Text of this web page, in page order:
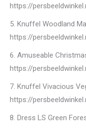
https://
5. Knuffel Woodland
https://
6. Amuseable
https://
7. Knuffel Vivacious
https://
8. Dress LS Green